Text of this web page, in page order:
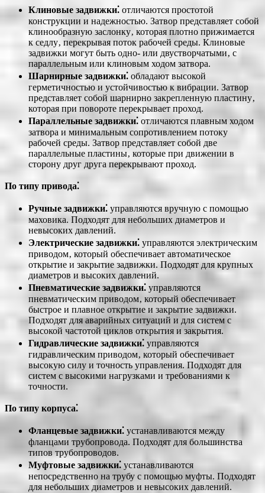
Клиновые задвижки⁚ отличаются простотой
конструкции и надежностью. Затвор представляет собой
клинообразную заслонку‚ которая плотно прижимается
к седлу‚ перекрывая поток рабочей среды. Клиновые
задвижки могут быть одно- или двустворчатыми‚ с
параллельным или клиновым ходом затвора.
Шарнирные задвижки⁚ обладают высокой
герметичностью и устойчивостью к вибрации. Затвор
представляет собой шарнирно закрепленную пластину‚
которая при повороте перекрывает проход.
Параллельные задвижки⁚ отличаются плавным ходом
затвора и минимальным сопротивлением потоку
рабочей среды. Затвор представляет собой две
параллельные пластины‚ которые при движении в
сторону друг друга перекрывают проход.
По типу привода⁚
Ручные задвижки⁚ управляются вручную с помощью
маховика. Подходят для небольших диаметров и
невысоких давлений.
Электрические задвижки⁚ управляются электрическим
приводом‚ который обеспечивает автоматическое
открытие и закрытие задвижки. Подходят для крупных
диаметров и высоких давлений.
Пневматические задвижки⁚ управляются
пневматическим приводом‚ который обеспечивает
быстрое и плавное открытие и закрытие задвижки.
Подходят для аварийных ситуаций и для систем с
высокой частотой циклов открытия и закрытия.
Гидравлические задвижки⁚ управляются
гидравлическим приводом‚ который обеспечивает
высокую силу и точность управления. Подходят для
систем с высокими нагрузками и требованиями к
точности.
По типу корпуса⁚
Фланцевые задвижки⁚ устанавливаются между
фланцами трубопровода. Подходят для большинства
типов трубопроводов.
Муфтовые задвижки⁚ устанавливаются
непосредственно на трубу с помощью муфты. Подходят
для небольших диаметров и невысоких давлений.